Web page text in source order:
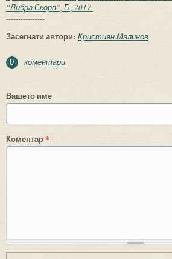
“Либра Скорп”, Б., 2017.
----------------
Засегнати автори: Кристиян Малинов
0 коментари
Вашето име
Коментар*